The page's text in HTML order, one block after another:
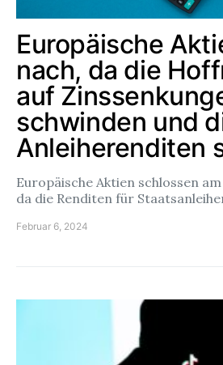
Europäische
nach, da die
auf
schwinden und
Anleiherenditen
Europäische Aktien schlossen
da die Renditen für
Februar 6, 2024